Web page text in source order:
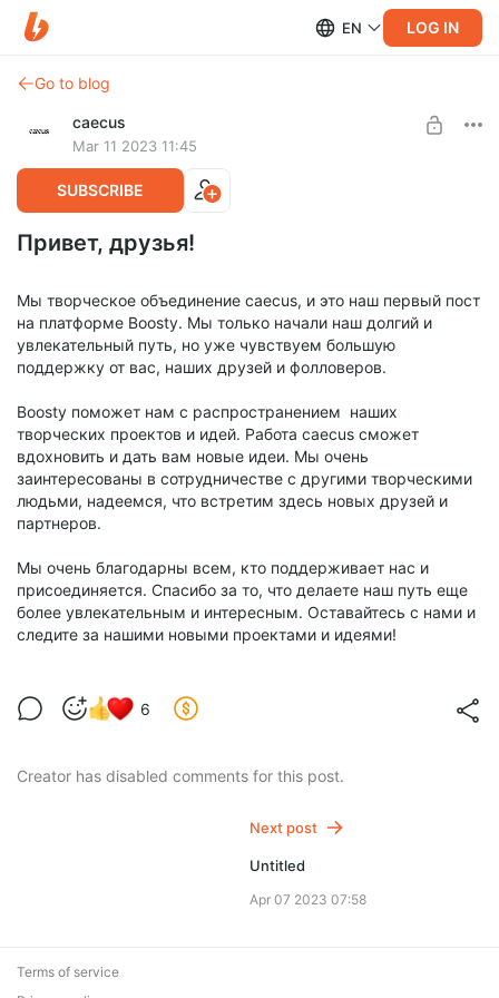
EN LOG IN
Go to blog
caecus
Mar 11 2023 11:45
SUBSCRIBE
Привет, друзья!
Мы творческое объединение caecus, и это наш первый пост
на платформе Boosty. Мы только начали наш долгий и
увлекательный путь, но уже чувствуем большую
поддержку от вас, наших друзей и фолловеров.
Boosty поможет нам с распространением наших
творческих проектов и идей. Работа caecus сможет
вдохновить и дать вам новые идеи. Мы очень
заинтересованы в сотрудничестве с другими творческими
людьми, надеемся, что встретим здесь новых друзей и
партнеров.
Мы очень благодарны всем, кто поддерживает нас и
присоединяется. Спасибо за то, что делаете наш путь еще
более увлекательным и интересным. Оставайтесь с нами и
следите за нашими новыми проектами и идеями!
6
Creator has disabled comments for this post.
Next post
Untitled
Apr 07 2023 07:58
Terms of service